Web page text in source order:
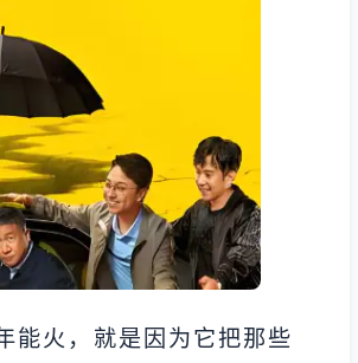
能火，就是因为它把那些